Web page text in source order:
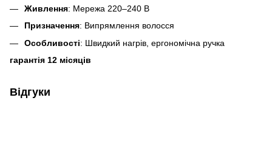
Живлення: Мережа 220–240 В
Призначення: Випрямлення волосся
Особливості: Швидкий нагрів, ергономічна ручка
гарантія 12 місяців
Відгуки